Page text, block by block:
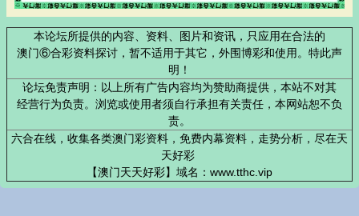
本论坛所提供的内容、资料、图片和资讯，只应用在合法的
澳门⑥合彩资料探讨，暂不适用于其它，外围博彩和使用。特此声
明！
论坛免责声明：以上所有广告内容均为赞助商提供，本站不对其
经营行为负责。浏览或使用者须自行承担有关责任，本网站恕不负
责。
六合在线，收集各类澳门彩资料，免费内幕资料，走势分析，尽在天
天好彩
【澳门天天好彩】域名：www.tthc.vip